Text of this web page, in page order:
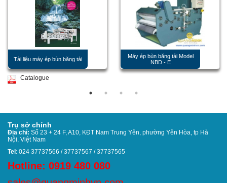
Tài liệu máy ép bùn băng tải
Catalogue
Máy ép bùn băng tải Model
NBD - E
Trụ sở chính
Địa chỉ: Số 23 + 24 F, A10, KĐT Nam Trung Yên, phường Yên Hòa, tp Hà
Nội, Việt Nam
Tel : 024 37737566 / 37737567 / 37737565
Hotline: 0919 480 080